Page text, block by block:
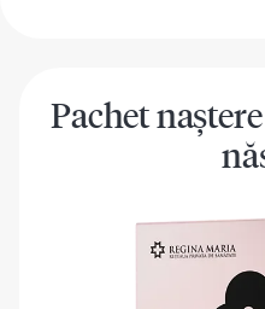
Pachet